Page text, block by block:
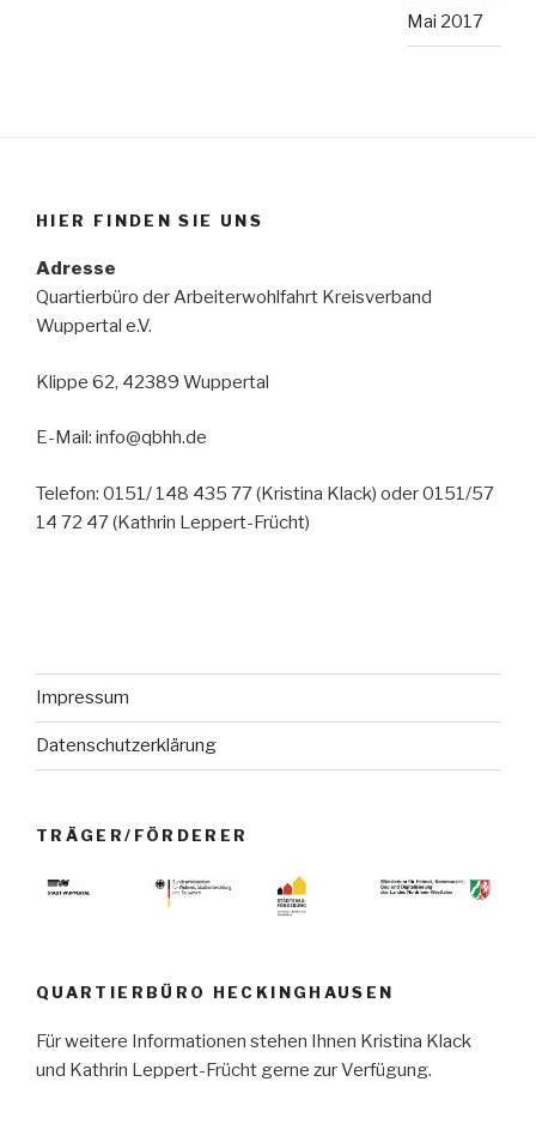
Mai 2017
HIER FINDEN SIE UNS
Adresse
Quartierbüro der Arbeiterwohlfahrt Kreisverband
Wuppertal e.V.
Klippe 62, 42389 Wuppertal
E-Mail: info@qbhh.de
Telefon: 0151/ 148 435 77 (Kristina Klack) oder 0151/57
14 72 47 (Kathrin Leppert-Frücht)
Impressum
Datenschutzerklärung
TRÄGER/FÖRDERER
QUARTIERBÜRO HECKINGHAUSEN
Für weitere Informationen stehen Ihnen Kristina Klack
und Kathrin Leppert-Frücht gerne zur Verfügung.